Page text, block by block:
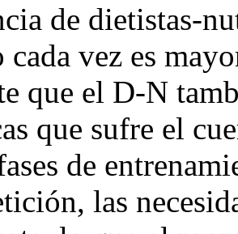
de dietistas-
vez es
que el D-N
que sufre el
de
las